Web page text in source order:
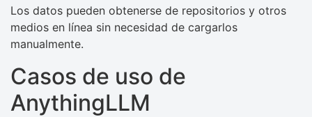
Los datos pueden obtenerse de repositorios y otros
medios en línea sin necesidad de cargarlos
manualmente.
Casos de uso de
AnythingLLM